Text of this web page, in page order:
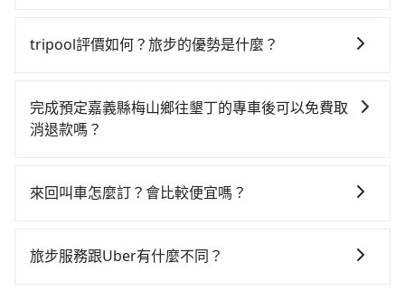
站前往左營高鐵站，每人票價410元，再用10分鐘出
地。全程加上轉車時間共4小時，假設一人獨行，交通費
總計4,710元。不過嘉義縣領有合法執照的計程車僅有
一輛小黃了，嘉義縣少部分小黃司機不按表收費，看乘
小時49分鐘。選擇搭乘高鐵而不預約包車，不僅至少額
$115~205承租小轎車，每公里再額外加收$3.2，從嘉義
回），雖已將eTag和可能的每小時40元路邊停車費用預
估進去，但額外的汽車保險與可能的罰單都需自付。再
數超過四位，更是沒有較大的七人座或九人座可供選
修理，每一次租車都好像在開樂透一樣。另外，偶爾也
灣大車隊。依照里程跳錶計算，價格約為4,235~5,100元
程車約330輛，計程車密度為雙北的0.4%，也就是說要
臨時叫到小黃的難度是台北或新北的200倍之多。如果當
司機不按錶計費，約有47%會採現場議價，建議最好先
時，叫兩輛計程車的費用就貴了，改預約一輛tripool的
tripool評價如何？旅步的優勢是什麼？
定及可靠的，大多數的使用者都給予了高分評價。此
外，tripool司機專業的駕駛和親切服務態度也獲得了許
您的旅程能更有彈性及保障。
完成預定嘉義縣梅山鄉往墾丁的專車後可以免費取
消退款嗎？
論任何理由，保證全額退費，且不收取任何手續費。
來回叫車怎麼訂？會比較便宜嗎？
趟車的資訊，所以如果需要來回叫車，請分兩筆訂單預
旅步服務跟Uber有什麼不同？